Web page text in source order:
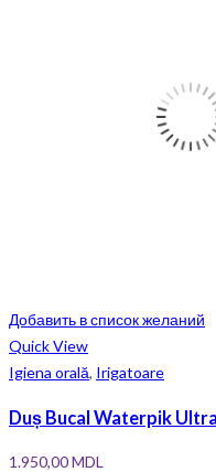
Добавить в список желаний
Quick View
Igiena orală, Irigatoare
Duș Bucal Waterpik
1.950,00MDL